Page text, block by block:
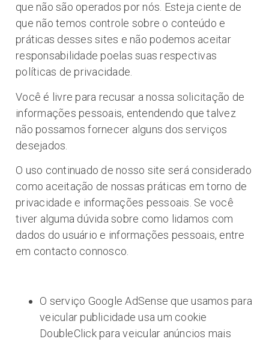
que não são operados por nós. Esteja ciente de
que não temos controle sobre o conteúdo e
práticas desses sites e não podemos aceitar
responsabilidade poelas suas respectivas
políticas de privacidade.
Você é livre para recusar a nossa solicitação de
informações pessoais, entendendo que talvez
não possamos fornecer alguns dos serviços
desejados.
O uso continuado de nosso site será considerado
como aceitação de nossas práticas em torno de
privacidade e informações pessoais. Se você
tiver alguma dúvida sobre como lidamos com
dados do usuário e informações pessoais, entre
em contacto connosco.
O serviço Google AdSense que usamos para
veicular publicidade usa um cookie
DoubleClick para veicular anúncios mais